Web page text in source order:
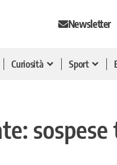
Newsletter
Curiosità Sport